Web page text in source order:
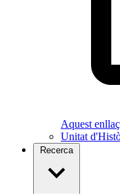
Aquest
Unitat
Recerca